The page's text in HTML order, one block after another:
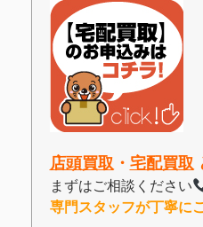
店頭買取 ・ 宅配買取
まずはご相談ください
専門スタッフが丁寧に